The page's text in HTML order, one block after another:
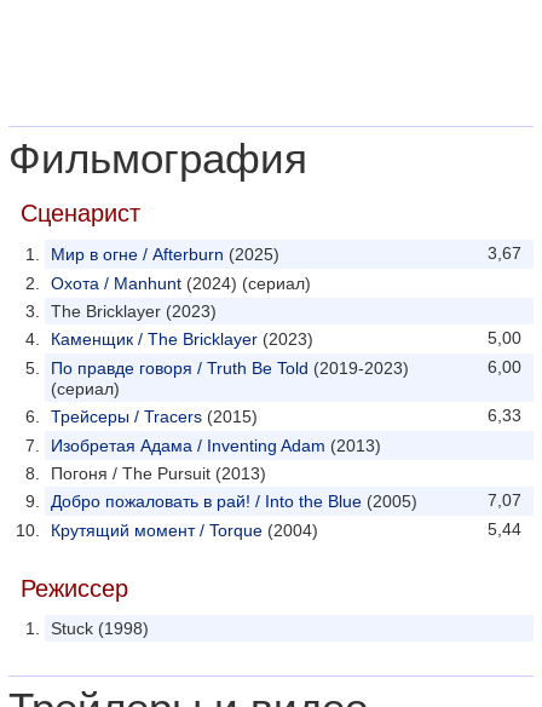
Фильмография
Сценарист
3,67
Мир в огне / Afterburn (2025)
Охота / Manhunt (2024) (сериал)
The Bricklayer (2023)
5,00
Каменщик / The Bricklayer (2023)
6,00
По правде говоря / Truth Be Told (2019-2023)
(сериал)
6,33
Трейсеры / Tracers (2015)
Изобретая Адама / Inventing Adam (2013)
Погоня / The Pursuit (2013)
7,07
Добро пожаловать в рай! / Into the Blue (2005)
5,44
Крутящий момент / Torque (2004)
Режиссер
Stuck (1998)